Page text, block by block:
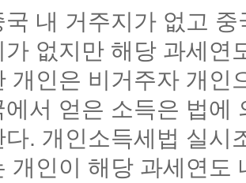
국 내 거주지가 없고
가 없지만 해당 과세연
개인은 비거주자 개인
에서 얻은 소득은 법에
다. 개인소득세법 실시
개인이 해당 과세연도